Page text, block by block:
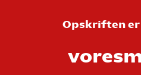
Opskriften